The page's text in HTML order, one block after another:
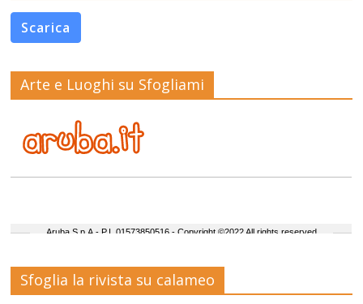
Scarica
Arte e Luoghi su Sfogliami
Sfoglia la rivista su calameo